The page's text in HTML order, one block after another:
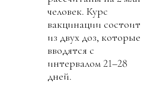
человек. Курс
вакцинации состоит
из двух доз, которые
вводятся с
интервалом 21–28
дней.